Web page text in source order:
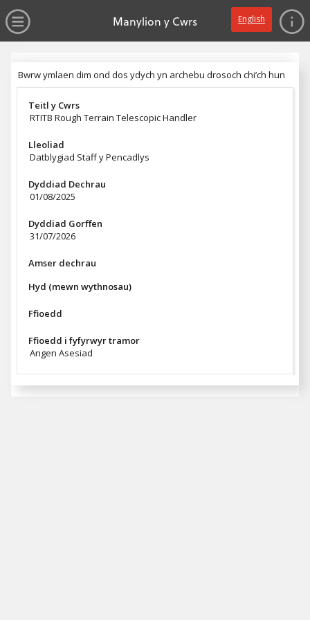
Agor y Gwymplen English
Manylion y Cwrs
Bwrw ymlaen dim ond dos ydych yn archebu drosoch chi’ch hun
Bwrw ymlaen dim ond dos ydych yn archebu drosoch chi’ch hun
Teitl y Cwrs
RTITB Rough Terrain Telescopic Handler
Lleoliad
Datblygiad Staff y Pencadlys
Dyddiad Dechrau
01/08/2025
Dyddiad Gorffen
31/07/2026
Amser dechrau
Hyd (mewn wythnosau)
Ffioedd
Ffioedd i fyfyrwyr tramor
Angen Asesiad